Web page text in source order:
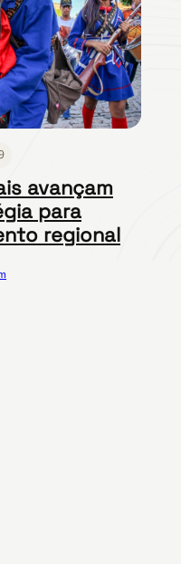
avançam
para
regional